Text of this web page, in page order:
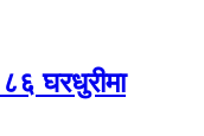
घरधुरीमा